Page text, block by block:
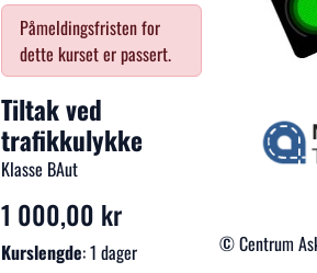
Påmeldingsfristen for
dette kurset er passert.
Tiltak ved
trafikkulykke
Klasse BAut
1 000,00 kr
Kurslengde: 1 dager
© Centrum